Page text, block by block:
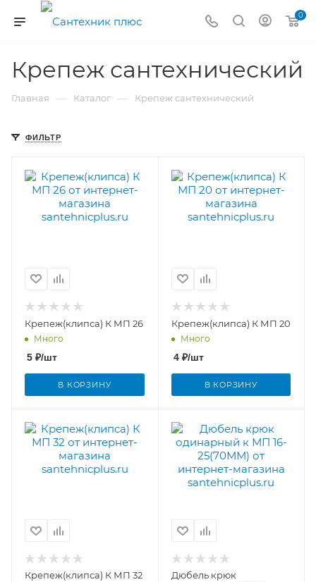
0
Крепеж сантехнический
Главная — Каталог — Крепеж сантехнический
ФИЛЬТР
Крепеж(клипса) К МП 26
Много
5 ₽/шт
В КОРЗИНУ
Крепеж(клипса) К МП 20
Много
4₽/шт
В КОРЗИНУ
Крепеж(клипса) К МП 32
Дюбель крюк